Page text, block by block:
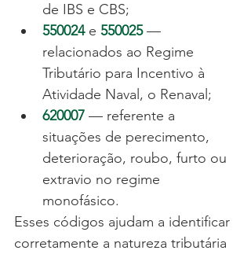
de IBS e CBS;
550024 e 550025 —
relacionados ao Regime
Tributário para Incentivo à
Atividade Naval, o Renaval;
620007 — referente a
situações de perecimento,
deterioração, roubo, furto ou
extravio no regime
monofásico.
Esses códigos ajudam a identificar
corretamente a natureza tributária